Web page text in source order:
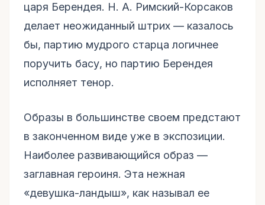
царя Берендея. Н. А. Римский-Корсаков
делает неожиданный штрих — казалось
бы, партию мудрого старца логичнее
поручить басу, но партию Берендея
исполняет тенор.
Образы в большинстве своем предстают
в законченном виде уже в экспозиции.
Наиболее развивающийся образ —
заглавная героиня. Эта нежная
«девушка-ландыш», как называл ее